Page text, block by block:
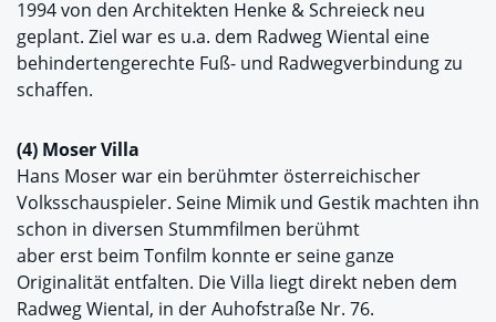
1994 von den Architekten Henke & Schreieck neu
geplant. Ziel war es u.a. dem Radweg Wiental eine
behindertengerechte Fuß- und Radwegverbindung zu
schaffen.
(4) Moser Villa
Hans Moser war ein berühmter österreichischer
Volksschauspieler. Seine Mimik und Gestik machten ihn
schon in diversen Stummfilmen berühmt
aber erst beim Tonfilm konnte er seine ganze
Originalität entfalten. Die Villa liegt direkt neben dem
Radweg Wiental, in der Auhofstraße Nr. 76.